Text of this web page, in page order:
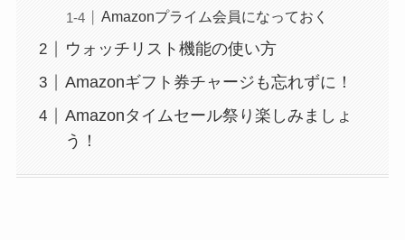
Amazonプライム会員になっておく
ウォッチリスト機能の使い方
Amazonギフト券チャージも忘れずに！
Amazonタイムセール祭り楽しみましょ
う！